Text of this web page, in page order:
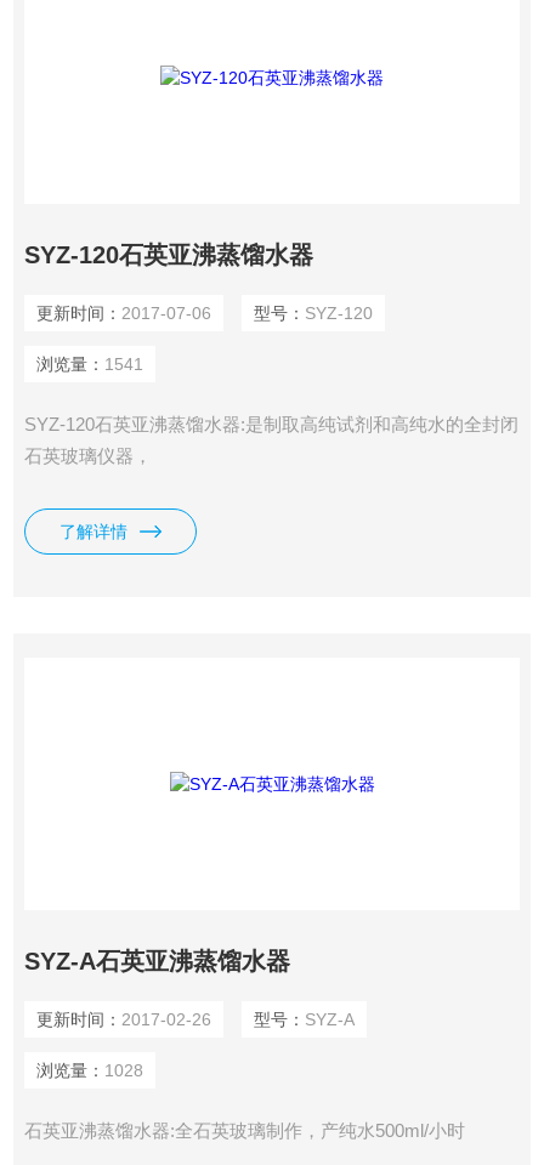
SYZ-120石英亚沸蒸馏水器
更新时间： 2017-07-06 型号： SYZ-120
浏览量： 1541
SYZ-120石英亚沸蒸馏水器:是制取高纯试剂和高纯水的全封闭
石英玻璃仪器，
了解详情
SYZ-A石英亚沸蒸馏水器
更新时间： 2017-02-26 型号： SYZ-A
浏览量： 1028
石英亚沸蒸馏水器:全石英玻璃制作，产纯水500ml/小时